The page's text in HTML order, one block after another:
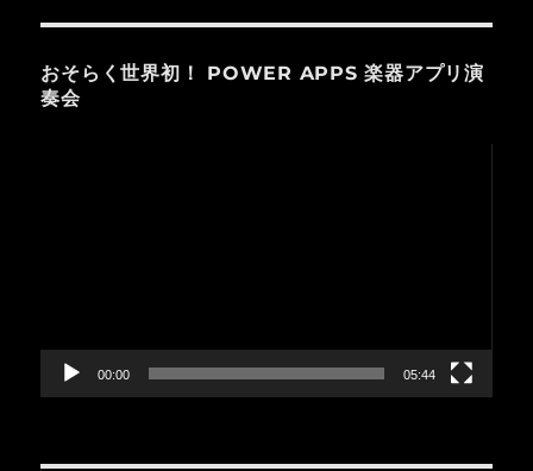
おそらく世界初！ POWER APPS 楽器アプリ演
奏会
ー
00:00 05:44